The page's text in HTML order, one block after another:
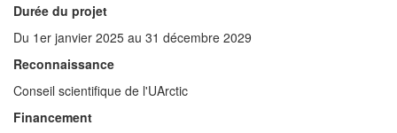
Durée du projet
Du 1er janvier 2025 au 31 décembre 2029
Reconnaissance
Conseil scientifique de l'UArctic
Financement